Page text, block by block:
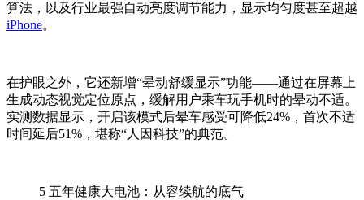
算法，以及行业最强自动亮度调节能力，显示均匀度甚至超越
iPhone。
在护眼之外，它还新增“晕动舒缓显示”功能——通过在屏幕上
生成动态视觉定位原点，缓解用户乘车玩手机时的晕动不适。
实测数据显示，开启该模式后晕车感受可降低24%，首次不适
时间延后51%，堪称“人因科技”的典范。
5 五年健康大电池：从容续航的底气